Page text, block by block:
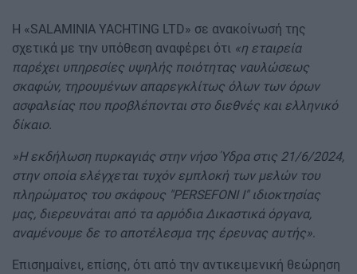
Η «SALAMINIA YACHTING LTD» σε ανακοίνωσή της
σχετικά με την υπόθεση αναφέρει ότι «η εταιρεία
παρέχει υπηρεσίες υψηλής ποιότητας ναυλώσεως
σκαφών, τηρουμένων απαρεγκλίτως όλων των όρων
ασφαλείας που προβλέπονται στο διεθνές και ελληνικό
δίκαιο.
»Η εκδήλωση πυρκαγιάς στην νήσο Ύδρα στις 21/6/2024,
στην οποία ελέγχεται τυχόν εμπλοκή των μελών του
πληρώματος του σκάφους "PERSEFONI I" ιδιοκτησίας
μας, διερευνάται από τα αρμόδια Δικαστικά όργανα,
αναμένουμε δε το αποτέλεσμα της έρευνας αυτής».
Επισημαίνει, επίσης, ότι από την αντικειμενική θεώρηση